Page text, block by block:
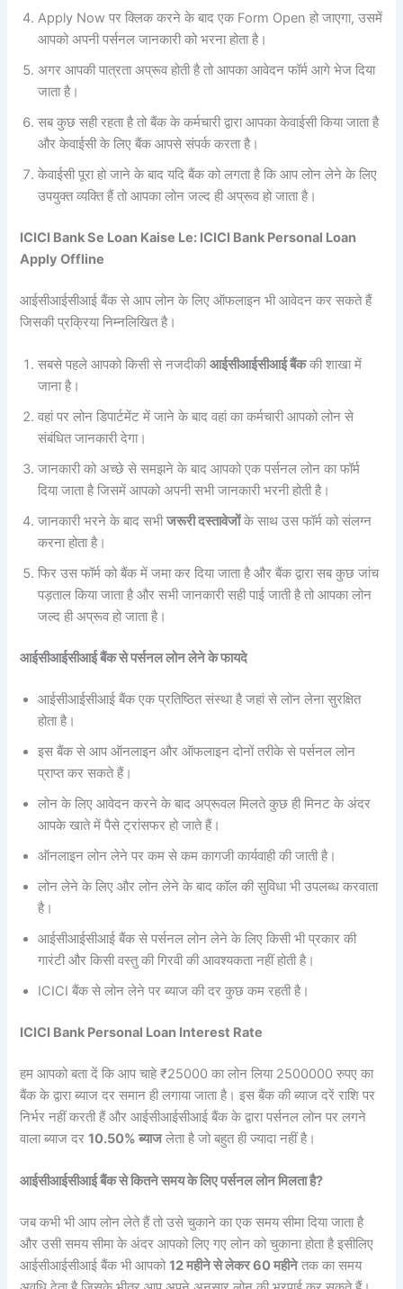
Apply Now पर क्लिक करने के बाद एक Form Open हो जाएगा, उसमें
आपको अपनी पर्सनल जानकारी को भरना होता है।
अगर आपकी पात्रता अप्रूव होती है तो आपका आवेदन फॉर्म आगे भेज दिया
जाता है।
सब कुछ सही रहता है तो बैंक के कर्मचारी द्वारा आपका केवाईसी किया जाता है
और केवाईसी के लिए बैंक आपसे संपर्क करता है।
केवाईसी पूरा हो जाने के बाद यदि बैंक को लगता है कि आप लोन लेने के लिए
उपयुक्त व्यक्ति हैं तो आपका लोन जल्द ही अप्रूव हो जाता है।
ICICI Bank Se Loan Kaise Le: ICICI Bank Personal Loan
Apply Offline
आईसीआईसीआई बैंक से आप लोन के लिए ऑफलाइन भी आवेदन कर सकते हैं
जिसकी प्रक्रिया निम्नलिखित है।
सबसे पहले आपको किसी से नजदीकीआईसीआईसीआई बैंककी शाखा में
जाना है।
वहां पर लोन डिपार्टमेंट में जाने के बाद वहां का कर्मचारी आपको लोन से
संबंधित जानकारी देगा।
जानकारी को अच्छे से समझने के बाद आपको एक पर्सनल लोन का फॉर्म
दिया जाता है जिसमें आपको अपनी सभी जानकारी भरनी होती है।
जानकारी भरने के बाद सभीजरूरी दस्तावेजोंके साथ उस फॉर्म को संलग्न
करना होता है।
फिर उस फॉर्म को बैंक में जमा कर दिया जाता है और बैंक द्वारा सब कुछ जांच
पड़ताल किया जाता है और सभी जानकारी सही पाई जाती है तो आपका लोन
जल्द ही अप्रूव हो जाता है।
आईसीआईसीआई बैंक से पर्सनल लोन लेने के फायदे
आईसीआईसीआई बैंक एक प्रतिष्ठित संस्था है जहां से लोन लेना सुरक्षित
होता है।
इस बैंक से आप ऑनलाइन और ऑफलाइन दोनों तरीके से पर्सनल लोन
प्राप्त कर सकते हैं।
लोन के लिए आवेदन करने के बाद अप्रूवल मिलते कुछ ही मिनट के अंदर
आपके खाते में पैसे ट्रांसफर हो जाते हैं।
ऑनलाइन लोन लेने पर कम से कम कागजी कार्यवाही की जाती है।
लोन लेने के लिए और लोन लेने के बाद कॉल की सुविधा भी उपलब्ध करवाता
है।
आईसीआईसीआई बैंक से पर्सनल लोन लेने के लिए किसी भी प्रकार की
गारंटी और किसी वस्तु की गिरवी की आवश्यकता नहीं होती है।
ICICI बैंक से लोन लेने पर ब्याज की दर कुछ कम रहती है।
ICICI Bank Personal Loan Interest Rate
हम आपको बता दें कि आप चाहे ₹25000 का लोन लिया 2500000 रुपए का
बैंक के द्वारा ब्याज दर समान ही लगाया जाता है। इस बैंक की ब्याज दरें राशि पर
निर्भर नहीं करती हैं और आईसीआईसीआई बैंक के द्वारा पर्सनल लोन पर लगने
वाला ब्याज दर10.50% ब्याजलेता है जो बहुत ही ज्यादा नहीं है।
आईसीआईसीआई बैंक से कितने समय के लिए पर्सनल लोन मिलता है?
जब कभी भी आप लोन लेते हैं तो उसे चुकाने का एक समय सीमा दिया जाता है
और उसी समय सीमा के अंदर आपको लिए गए लोन को चुकाना होता है इसीलिए
आईसीआईसीआई बैंक भी आपको12 महीने से लेकर 60 महीनेतक का समय